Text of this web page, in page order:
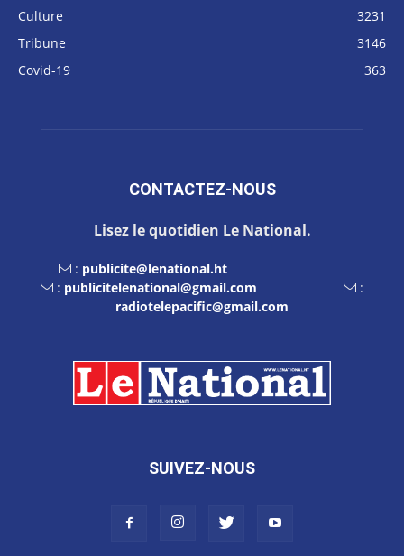
Culture
3231
Tribune
3146
Covid-19
363
CONTACTEZ-NOUS
Lisez le quotidien Le National.
: publicite@lenational.ht
: publicitelenational@gmail.com
:
radiotelepacific@gmail.com
SUIVEZ-NOUS